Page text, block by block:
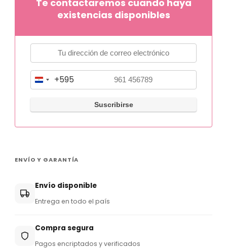
Te contactaremos cuando haya
existencias disponibles
P
r
a
y
+
9
+595
ENVÍO Y GARANTÍA
Envío disponible
Entrega en todo el país
Compra segura
Pagos encriptados y verificados